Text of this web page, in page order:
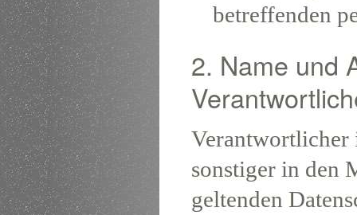
betreffenden
2. Name und
Verantwortlicher
sonstiger in den
geltenden